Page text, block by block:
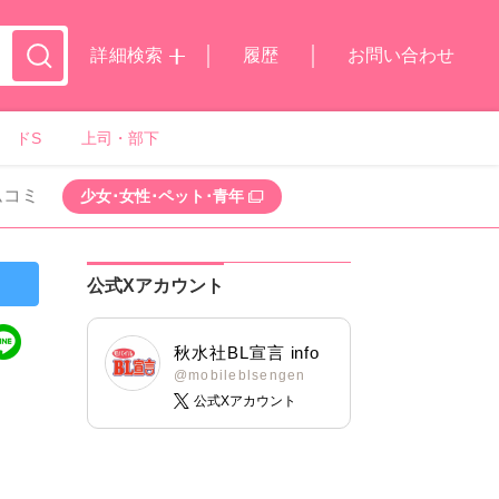
詳細検索
履歴 お問い合わせ
ドS 上司・部下
ミ 少女･女性･ペット･青年
公式Xアカウント
秋水社BL宣言 info
@mobileblsengen
公式Xアカウント